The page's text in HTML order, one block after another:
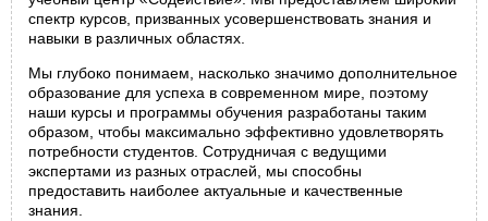
спектр курсов, призванных усовершенствовать знания и
навыки в различных областях.
Мы глубоко понимаем, насколько значимо дополнительное
образование для успеха в современном мире, поэтому
наши курсы и программы обучения разработаны таким
образом, чтобы максимально эффективно удовлетворять
потребности студентов. Сотрудничая с ведущими
экспертами из разных отраслей, мы способны
предоставить наиболее актуальные и качественные
знания.